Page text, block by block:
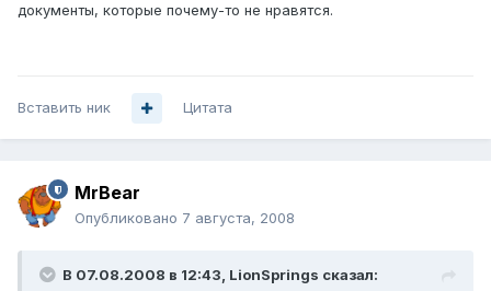
документы, которые почему-то не нравятся.
Вставить ник Цитата
MrBear
Опубликовано 7 августа, 2008
В 07.08.2008 в 12:43, LionSprings сказал: